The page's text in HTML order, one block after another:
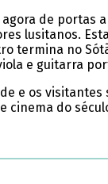
de portas
lusitanos.
termina no
e guitarra
e os
cinema do